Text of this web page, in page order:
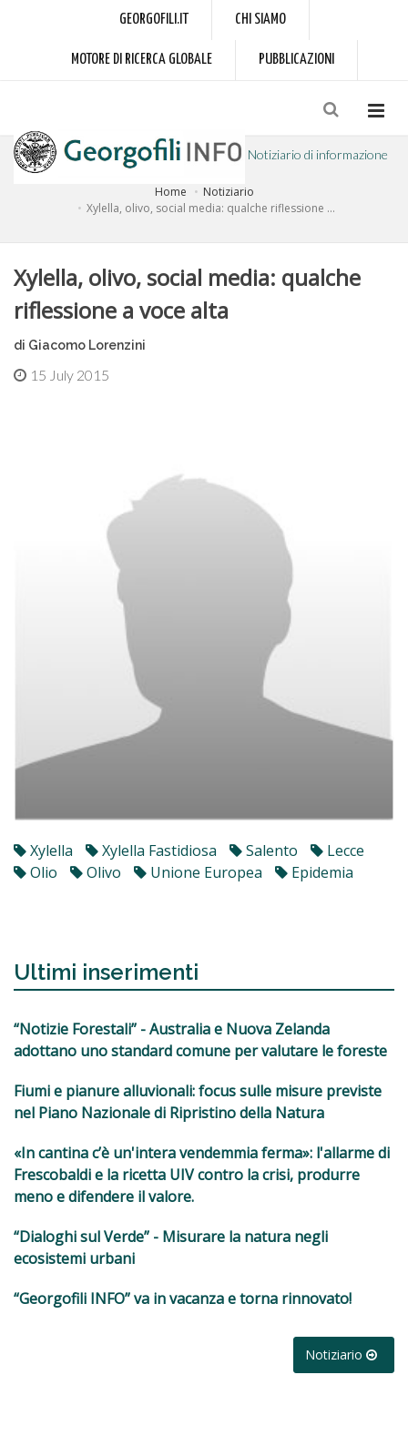
GEORGOFILI.IT CHI SIAMO
MOTORE DI RICERCA GLOBALE PUBBLICAZIONI
Notiziario di informazione
a cura dell'Accademia dei Georgofili
Home
Notiziario
Xylella, olivo, social media: qualche riflessione ...
Xylella, olivo, social media: qualche
riflessione a voce alta
di Giacomo Lorenzini
15 July 2015
Xylella Xylella Fastidiosa Salento
Lecce
Olio
Olivo Unione Europea Epidemia
Ultimi inserimenti
“Notizie Forestali” - Australia e Nuova Zelanda
adottano uno standard comune per valutare le foreste
Fiumi e pianure alluvionali: focus sulle misure previste
nel Piano Nazionale di Ripristino della Natura
«In cantina c’è un'intera vendemmia ferma»: l'allarme di
Frescobaldi e la ricetta UIV contro la crisi, produrre
meno e difendere il valore.
“Dialoghi sul Verde” - Misurare la natura negli
ecosistemi urbani
“Georgofili INFO” va in vacanza e torna rinnovato!
Notiziario